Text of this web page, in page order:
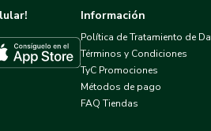
Play TUL en App Store
Información
Política de Tratamiento de
Términos y Condiciones
TyC Promociones
Métodos de pago
FAQ Tiendas